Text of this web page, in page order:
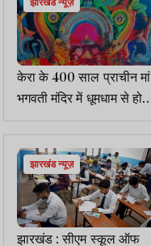
झारखंड न्यूज़
केरा के 400 साल प्राचीन मां
भगवती मंदिर में धूमधाम से हो
रही दुर्गा पूजा
झारखंड न्यूज़
झारखंड : सीएम स्कूल ऑफ